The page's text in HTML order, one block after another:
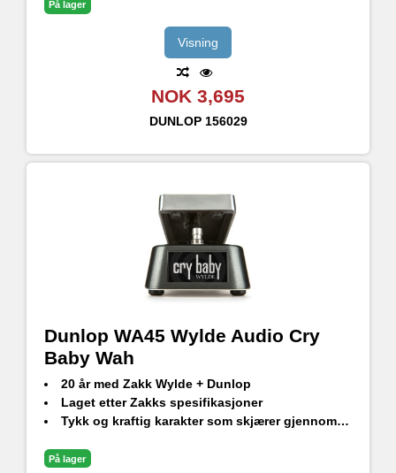
På lager
Visning
NOK 3,695
DUNLOP 156029
Dunlop WA45 Wylde Audio Cry
Baby Wah
20 år med Zakk Wylde + Dunlop
Laget etter Zakks spesifikasjoner
Tykk og kraftig karakter som skjærer gjennom lydbildet
På lager